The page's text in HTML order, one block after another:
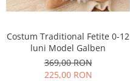
Costum Traditional Fetite 0-12
luni Model Galben
369,00 RON
225,00 RON